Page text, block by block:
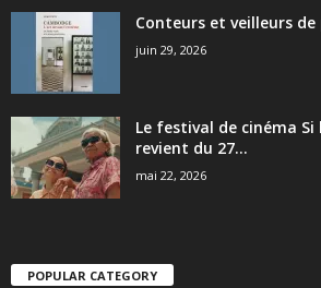
Conteurs et veilleurs
juin 29, 2026
Le festival de cinéma
revient du 27...
mai 22, 2026
POPULAR CATEGORY